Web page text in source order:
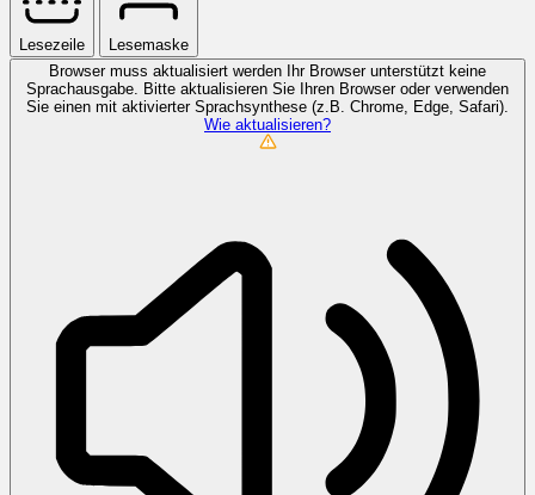
Lesezeile
Lesemaske
Browser muss aktualisiert werden
Ihr Browser unterstützt keine
Sprachausgabe. Bitte aktualisieren Sie Ihren Browser oder verwenden
Sie einen mit aktivierter Sprachsynthese (z.B. Chrome, Edge, Safari).
Wie aktualisieren?